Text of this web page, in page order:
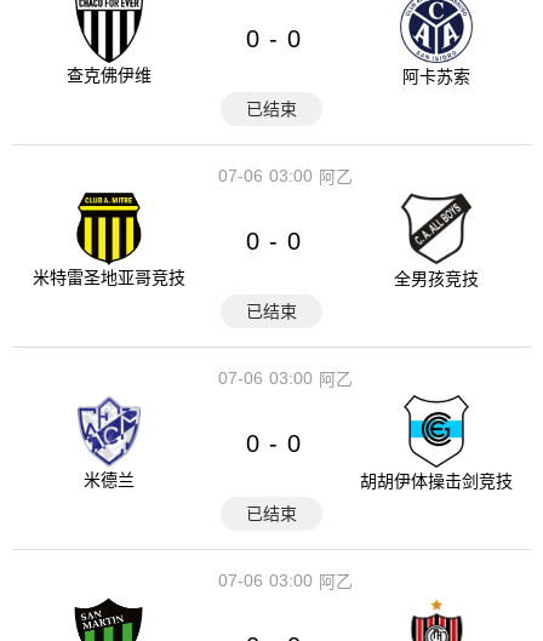
查克佛伊维
0 - 0
阿卡苏索
已结束
03:00
07-06 阿乙
米特雷圣地亚哥竞技
0 - 0
全男孩竞技
已结束
03:00
07-06 阿乙
米德兰
0 - 0
胡胡伊体操击剑竞技
已结束
03:00
07-06 阿乙